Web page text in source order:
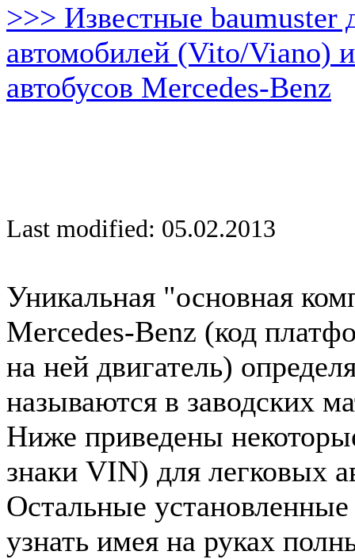
>>> Известные baumuster
автомобилей (Vito/Viano)
автобусов Mercedes-Benz
Last modified: 05.02.2013
Уникальная "основная
Mercedes-Benz (код
на ней двигатель)
называются в заводских
Ниже приведены
знаки VIN) для легковых
Остальные
узнать имея на руках